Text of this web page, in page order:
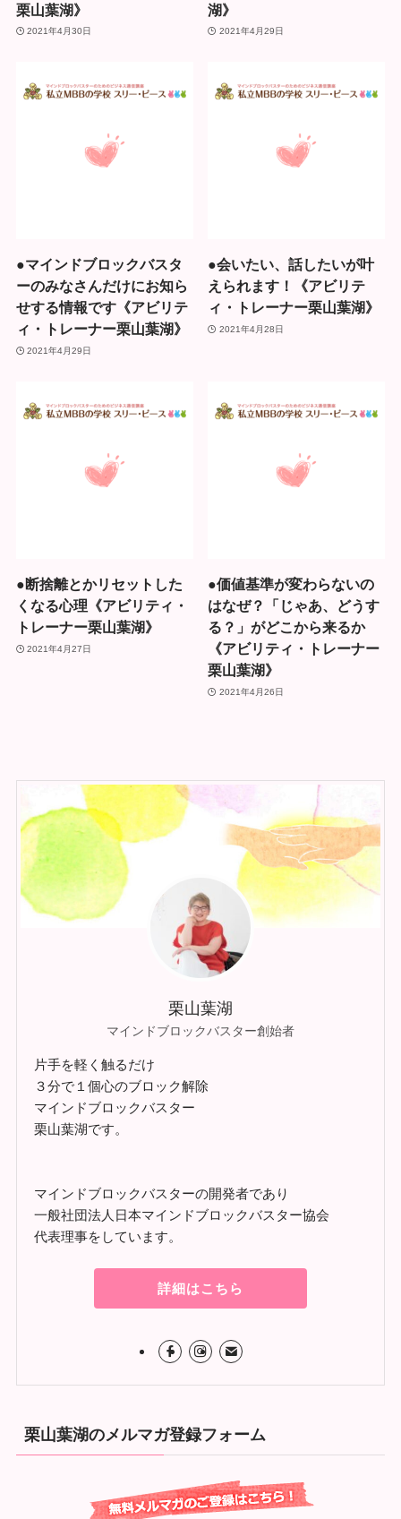
栗山葉湖》
2021年4月30日
湖》
2021年4月29日
●マインドブロックバスタ
ーのみなさんだけにお知ら
せする情報です《アビリテ
ィ・トレーナー栗山葉湖》
2021年4月29日
●会いたい、話したいが叶
えられます！《アビリテ
ィ・トレーナー栗山葉湖》
2021年4月28日
●断捨離とかリセットした
くなる心理《アビリティ・
トレーナー栗山葉湖》
2021年4月27日
●価値基準が変わらないの
はなぜ？「じゃあ、どうす
る？」がどこから来るか
《アビリティ・トレーナー
栗山葉湖》
2021年4月26日
栗山葉湖
マインドブロックバスター創始者
片手を軽く触るだけ
３分で１個心のブロック解除
マインドブロックバスター
栗山葉湖です。
マインドブロックバスターの開発者であり
一般社団法人日本マインドブロックバスター協会
代表理事をしています。
詳細はこちら
栗山葉湖のメルマガ登録フォーム